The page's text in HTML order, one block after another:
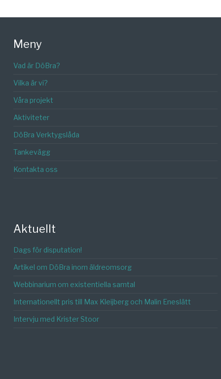
Meny
Vad är DöBra?
Vilka är vi?
Våra projekt
Aktiviteter
DöBra Verktygslåda
Tankevägg
Kontakta oss
Aktuellt
Dags för disputation!
Artikel om DöBra inom äldreomsorg
Webbinarium om existentiella samtal
Internationellt pris till Max Kleijberg och Malin Eneslätt
Intervju med Krister Stoor